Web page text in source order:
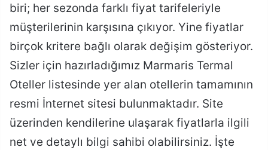
biri; her sezonda farklı fiyat tarifeleriyle
müşterilerinin karşısına çıkıyor. Yine fiyatlar
birçok kritere bağlı olarak değişim gösteriyor.
Sizler için hazırladığımız Marmaris Termal
Oteller listesinde yer alan otellerin tamamının
resmi İnternet sitesi bulunmaktadır. Site
üzerinden kendilerine ulaşarak fiyatlarla ilgili
net ve detaylı bilgi sahibi olabilirsiniz. İşte